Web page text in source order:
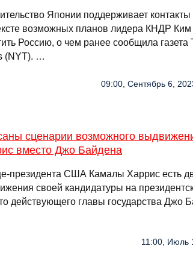
Японии поддерживает
возможных планов лидера КНДР
Россию, о чем ранее сообщила газета
(NYT). …
09:00, Сентябрь 6,
сценарии возможного
вместо Джо Байдена
президента США Камалы Харрис есть
своей кандидатуры на
действующего главы государства Джо
11:00, Июль